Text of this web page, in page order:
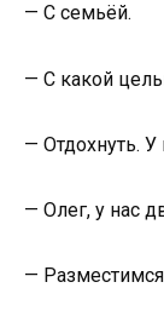
— С семьёй.
— С какой
— Отдохнуть.
— Олег, у нас
—